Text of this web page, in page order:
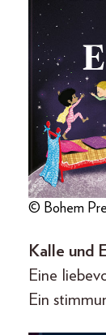
© Bohem
Kalle und
Eine
Ein